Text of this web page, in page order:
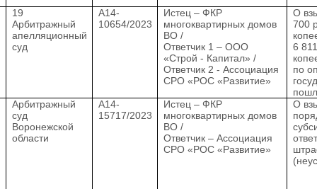
19
Арбитражный
апелляционный
суд
А14-
10654/2023
Истец – ФКР
многоквартирных домов
ВО /
Ответчик 1 – ООО
«Строй - Капитал» /
Ответчик 2 - Ассоциация
СРО «РОС «Развитие»
О
700
6
по
Арбитражный
суд
Воронежской
области
А14-
15717/2023
Истец – ФКР
многоквартирных домов
ВО /
Ответчик – Ассоциация
СРО «РОС «Развитие»
О